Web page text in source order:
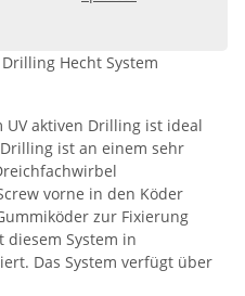
Hecht System
UV aktiven Drilling ist ideal
ist an einem sehr
vorne in den Köder
zur Fixierung
System in
Das System verfügt über